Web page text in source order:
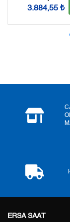
3.884,55 ₺
ERSA SAAT